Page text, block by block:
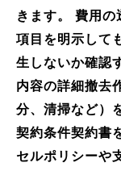
きます。 費用の
項目を明示して
生しないか確認
内容の詳細撤去
分、清掃など）
契約条件契約書
セルポリシーや